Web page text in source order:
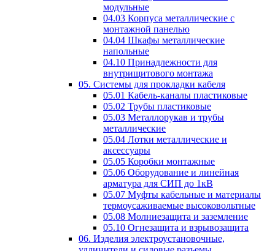
модульные
04.03 Корпуса металлические с
монтажной панелью
04.04 Шкафы металлические
напольные
04.10 Принадлежности для
внутрищитового монтажа
05. Системы для прокладки кабеля
05.01 Кабель-каналы пластиковые
05.02 Трубы пластиковые
05.03 Металлорукав и трубы
металлические
05.04 Лотки металлические и
аксессуары
05.05 Коробки монтажные
05.06 Оборудование и линейная
арматура для СИП до 1кВ
05.07 Муфты кабельные и материалы
термоусаживаемые высоковольтные
05.08 Молниезащита и заземление
05.10 Огнезащита и взрывозащита
06. Изделия электроустановочные,